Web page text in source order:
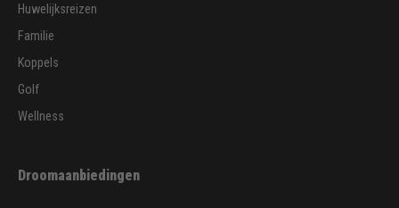
Huwelijksreizen
Familie
Koppels
Golf
Wellness
Droomaanbiedingen